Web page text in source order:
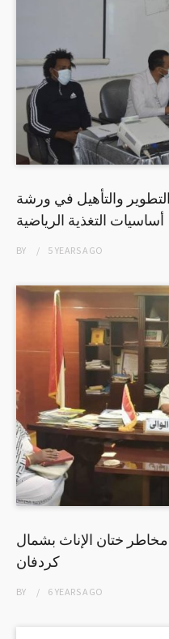
والتأهيل في ورشة
أساسيات التغذية الرياضية
BY 5 YEARSAGO
ختان الإناث بشمال
كردفان
BY 6 YEARSAGO